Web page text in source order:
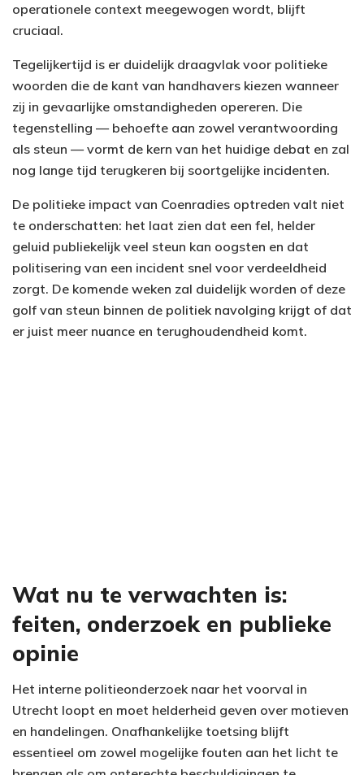
operationele context meegewogen wordt, blijft
cruciaal.
Tegelijkertijd is er duidelijk draagvlak voor politieke
woorden die de kant van handhavers kiezen wanneer
zij in gevaarlijke omstandigheden opereren. Die
tegenstelling — behoefte aan zowel verantwoording
als steun — vormt de kern van het huidige debat en zal
nog lange tijd terugkeren bij soortgelijke incidenten.
De politieke impact van Coenradies optreden valt niet
te onderschatten: het laat zien dat een fel, helder
geluid publiekelijk veel steun kan oogsten en dat
politisering van een incident snel voor verdeeldheid
zorgt. De komende weken zal duidelijk worden of deze
golf van steun binnen de politiek navolging krijgt of dat
er juist meer nuance en terughoudendheid komt.
Wat nu te verwachten is:
feiten, onderzoek en publieke
opinie
Het interne politieonderzoek naar het voorval in
Utrecht loopt en moet helderheid geven over motieven
en handelingen. Onafhankelijke toetsing blijft
essentieel om zowel mogelijke fouten aan het licht te